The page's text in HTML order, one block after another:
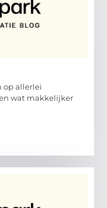
op allerlei
wat makkelijker